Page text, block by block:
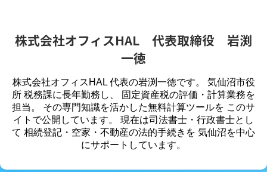
株式会社オフィスHAL 代表取締役 岩渕
一徳
株式会社オフィスHAL 代表の岩渕一徳です。 気仙沼市役
所 税務課に長年勤務し、 固定資産税の評価・計算業務を
担当。 その専門知識を活かした無料計算ツールを このサ
イトで公開しています。 現在は司法書士・行政書士とし
て 相続登記・空家・不動産の法的手続きを 気仙沼を中心
にサポートしています。